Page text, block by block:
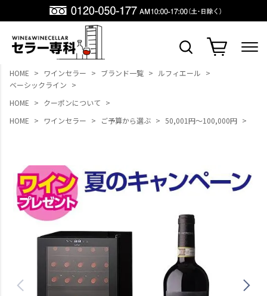
HOME ワインセラー ブランド一覧
ルフィエール
ベーシックライン
HOME
クーポンについて
HOME
ワインセラー ご予算から選ぶ 50,001円～100,000円